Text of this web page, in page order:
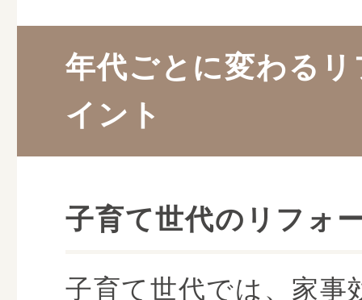
年代ごとに変わる
イント
子育て世代のリフォ
子育て世代では、家事